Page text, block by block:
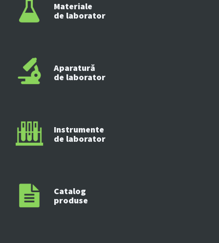
Materiale
de laborator
Aparatură
de laborator
Instrumente
de laborator
Catalog
produse